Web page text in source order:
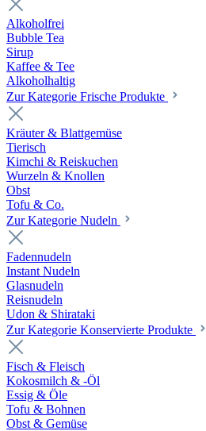
Alkoholfrei
Bubble Tea
Sirup
Kaffee & Tee
Alkoholhaltig
Zur Kategorie Frische Produkte
Kräuter & Blattgemüse
Tierisch
Kimchi & Reiskuchen
Wurzeln & Knollen
Obst
Tofu & Co.
Zur Kategorie Nudeln
Fadennudeln
Instant Nudeln
Glasnudeln
Reisnudeln
Udon & Shirataki
Zur Kategorie Konservierte Produkte
Fisch & Fleisch
Kokosmilch & -Öl
Essig & Öle
Tofu & Bohnen
Obst & Gemüse